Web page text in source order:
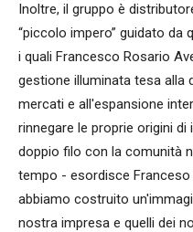
Inoltre, il gruppo è
“piccolo impero” guidato
i quali Francesco Rosario
gestione illuminata tesa alla
mercati e all'espansione
rinnegare le proprie origini
doppio filo con la comunità
tempo - esordisce Franceso
abbiamo costruito
nostra impresa e quelli dei